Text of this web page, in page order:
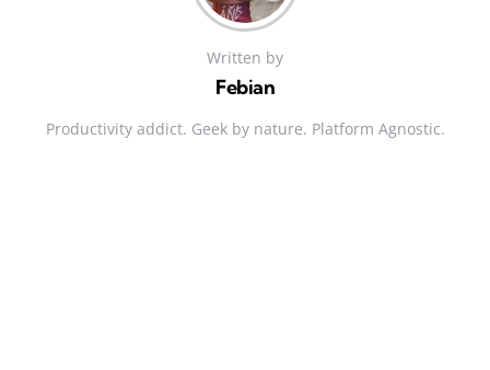
Written by
Febian
Productivity addict. Geek by nature. Platform Agnostic.